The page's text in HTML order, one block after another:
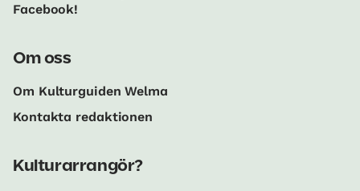
Facebook!
Om oss
Om Kulturguiden Welma
Kontakta redaktionen
Kulturarrangör?